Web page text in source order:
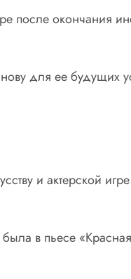
после окончания
для ее будущих
и актерской
была в пьесе